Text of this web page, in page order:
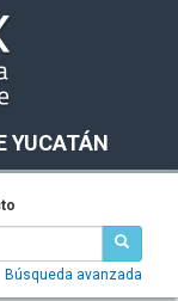
YUCATÁN
Búsqueda avanzada